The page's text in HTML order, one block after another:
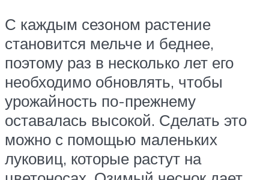
С каждым сезоном растение
становится мельче и беднее,
поэтому раз в несколько лет его
необходимо обновлять, чтобы
урожайность по-прежнему
оставалась высокой. Сделать это
можно с помощью маленьких
луковиц, которые растут на